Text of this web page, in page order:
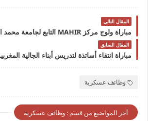
المقال التالي
المقال السابق
وظائف عسكرية
أخر المواضيع من قسم : وظائف عسكرية